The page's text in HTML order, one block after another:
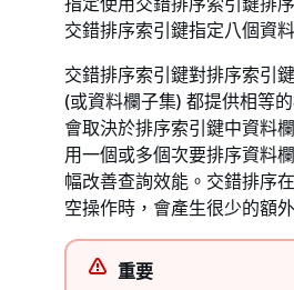
交錯排序索引鍵指定八個資
交錯排序索引鍵對排序索引
(或資料欄子集) 都提供相等
會取決於排序索引鍵中資料
用一個或多個次要排序資料
幅改善查詢效能。交錯排序
空操作時，會產生很少的額
重要